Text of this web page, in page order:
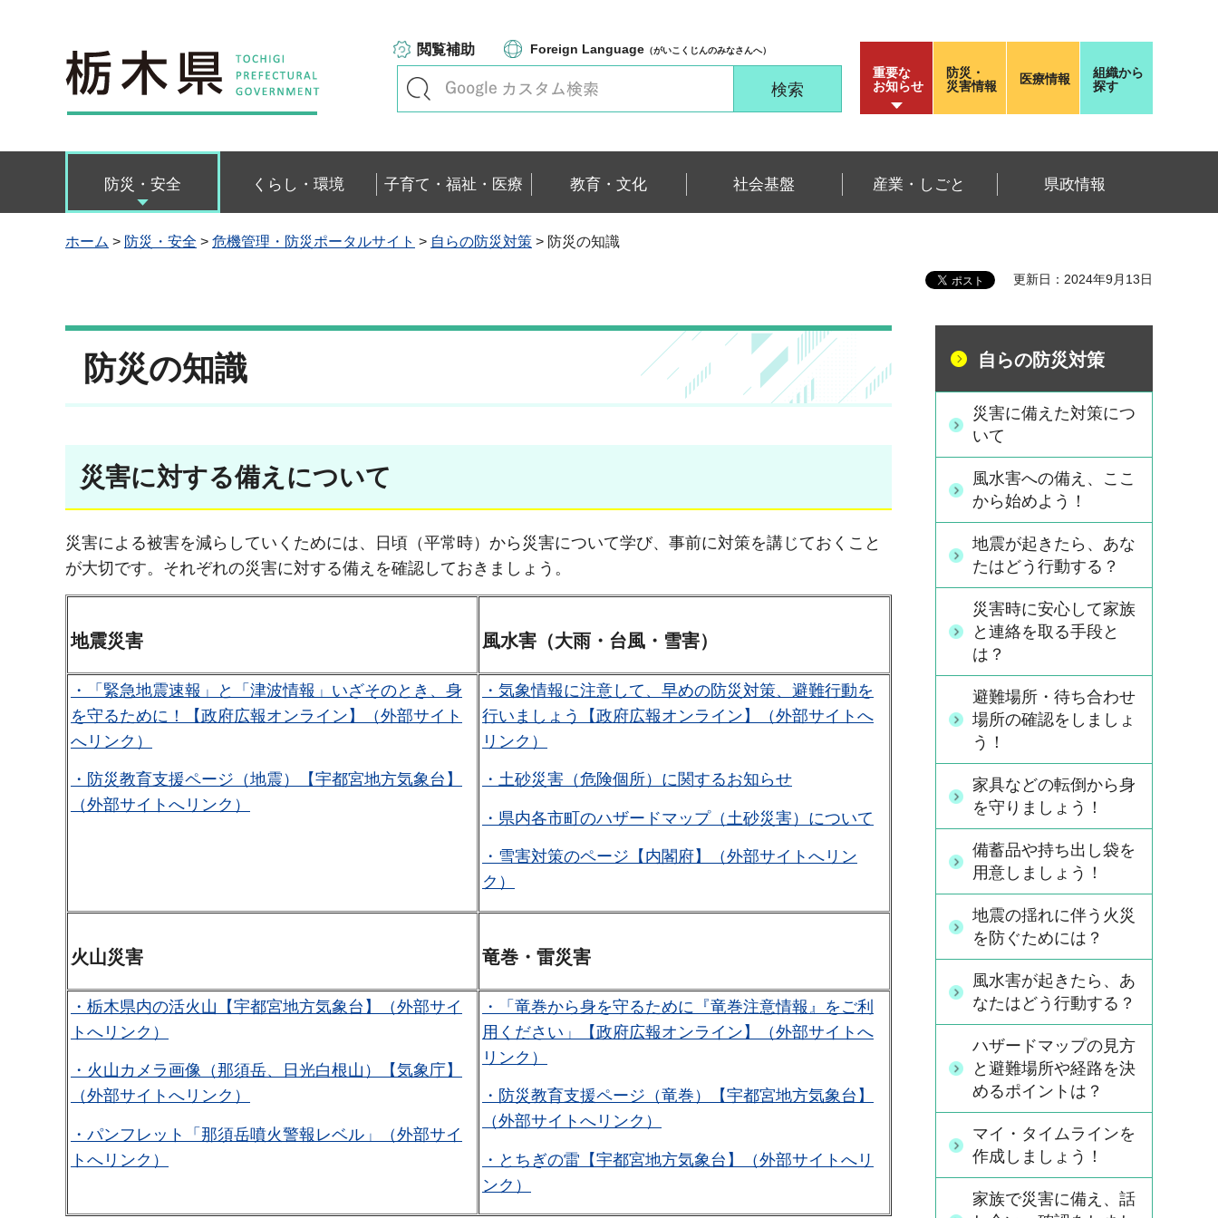
栃木県
閲覧補助 Foreign Language （がいこくじんのみなさんへ）
重要な
お知らせ
防災・
災害情報
医療情報
組織から
探す
防災・安全 くらし・環境 子育て・福祉・医療 教育・文化 社会基盤 産業・しごと 県政情報
ホーム > 防災・安全 > 危機管理・防災ポータルサイト > 自らの防災対策 > 防災の知識
更新日：2024年9月13日
防災の知識
災害に対する備えについて
災害による被害を減らしていくためには、日頃（平常時）から災害について学び、事前に対策を講じておくこと
が大切です。それぞれの災害に対する備えを確認しておきましょう。
地震災害 風水害（大雨・台風・雪害）
・「緊急地震速報」と「津波情報」いざそのとき、身
を守るために！【政府広報オンライン】（外部サイト
へリンク）
・防災教育支援ページ（地震）【宇都宮地方気象台】
（外部サイトへリンク）
・気象情報に注意して、早めの防災対策、避難行動を
行いましょう【政府広報オンライン】（外部サイトへ
リンク）
・土砂災害（危険個所）に関するお知らせ
・県内各市町のハザードマップ（土砂災害）について
・雪害対策のページ【内閣府】（外部サイトへリン
ク）
火山災害 竜巻・雷災害
・栃木県内の活火山【宇都宮地方気象台】（外部サイ
トへリンク）
・火山カメラ画像（那須岳、日光白根山）【気象庁】
（外部サイトへリンク）
・パンフレット「那須岳噴火警報レベル」（外部サイ
トへリンク）
・「竜巻から身を守るために『竜巻注意情報』をご利
用ください」【政府広報オンライン】（外部サイトへ
リンク）
・防災教育支援ページ（竜巻）【宇都宮地方気象台】
（外部サイトへリンク）
・とちぎの雷【宇都宮地方気象台】（外部サイトへリ
ンク）
自らの防災対策
災害に備えた対策につ
いて
風水害への備え、ここ
から始めよう！
地震が起きたら、あな
たはどう行動する？
災害時に安心して家族
と連絡を取る手段と
は？
避難場所・待ち合わせ
場所の確認をしましょ
う！
家具などの転倒から身
を守りましょう！
備蓄品や持ち出し袋を
用意しましょう！
地震の揺れに伴う火災
を防ぐためには？
風水害が起きたら、あ
なたはどう行動する？
ハザードマップの見方
と避難場所や経路を決
めるポイントは？
マイ・タイムラインを
作成しましょう！
家族で災害に備え、話